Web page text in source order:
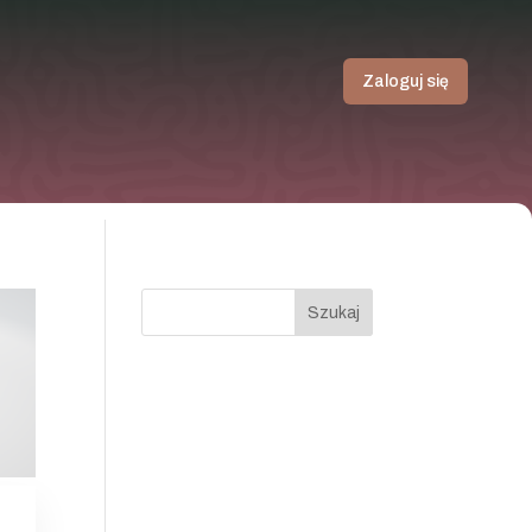
Zaloguj się
Szukaj